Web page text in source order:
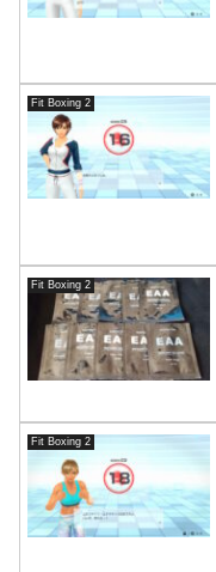
Fit Boxing 2
Fit Boxing 2
Fit Boxing 2